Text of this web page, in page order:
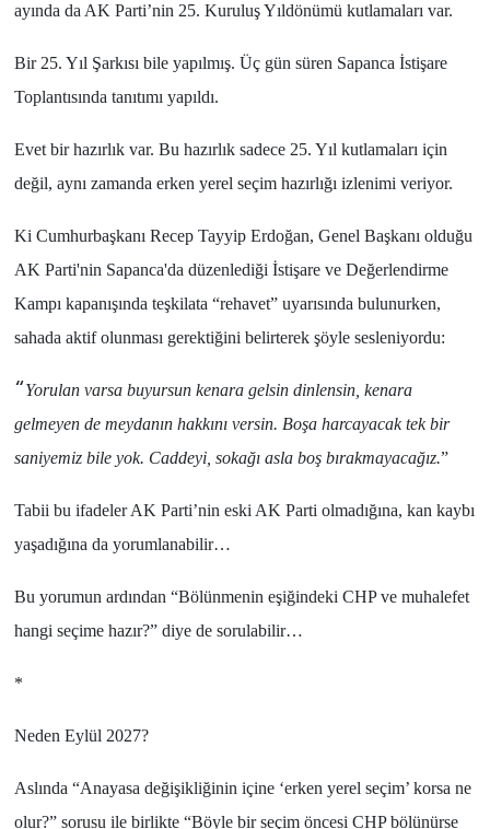
ayında da AK Parti’nin 25. Kuruluş Yıldönümü kutlamaları var.
Bir 25. Yıl Şarkısı bile yapılmış. Üç gün süren Sapanca İstişare
Toplantısında tanıtımı yapıldı.
Evet bir hazırlık var. Bu hazırlık sadece 25. Yıl kutlamaları için
değil, aynı zamanda erken yerel seçim hazırlığı izlenimi veriyor.
Ki Cumhurbaşkanı Recep Tayyip Erdoğan, Genel Başkanı olduğu
AK Parti'nin Sapanca'da düzenlediği İstişare ve Değerlendirme
Kampı kapanışında teşkilata “rehavet” uyarısında bulunurken,
sahada aktif olunması gerektiğini belirterek şöyle sesleniyordu:
“Yorulan varsa buyursun kenara gelsin dinlensin, kenara
gelmeyen de meydanın hakkını versin. Boşa harcayacak tek bir
saniyemiz bile yok. Caddeyi, sokağı asla boş bırakmayacağız.”
Tabii bu ifadelerAK Parti’nin eski AK Parti olmadığına, kan kaybı
yaşadığına da yorumlanabilir…
Bu yorumun ardından “Bölünmenin eşiğindeki CHP ve muhalefet
hangi seçime hazır?” diye de sorulabilir…
*
Neden Eylül 2027?
Aslında “Anayasa değişikliğinin içine ‘erken yerel seçim’ korsa ne
olur?” sorusu ile birlikte “Böyle bir seçim öncesi CHP bölünürse